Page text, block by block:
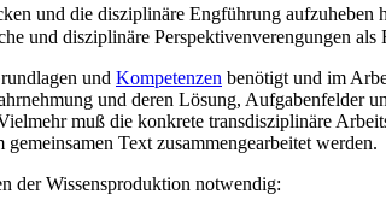
und die disziplinäre Engführung
und disziplinäre Perspektiven­verengungen
und Kompetenzen benötigt und im
und deren Lösung, Aufgaben­felder
muß die konkrete transdisziplinäre
Text zusammen­gearbeitet werden.
der Wissens­produktion notwendig: